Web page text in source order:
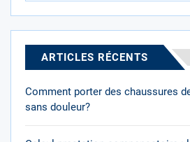
ARTICLES RÉCENTS
Comment porter des chaussures
sans douleur?